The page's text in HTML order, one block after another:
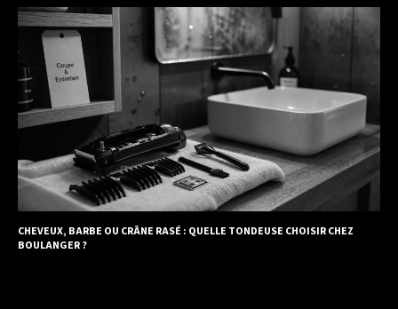
CHEVEUX, BARBE OU CRÂNE RASÉ : QUELLE TONDEUSE CHOISIR CHEZ
BOULANGER ?